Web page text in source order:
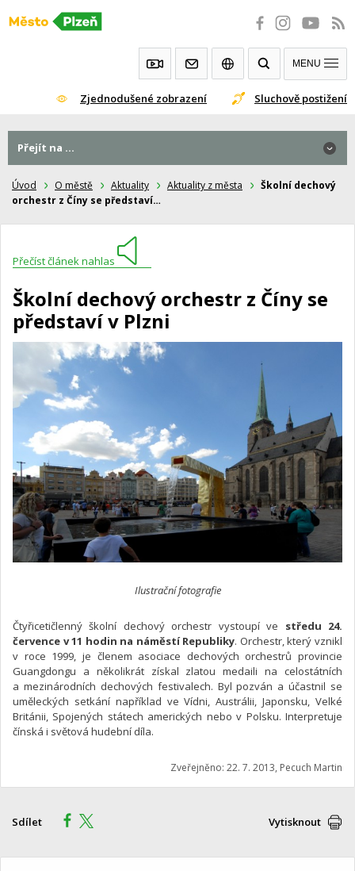
Přeskočit
Zjednodušené zobrazení Sluchově postižení
MENU
Úvod O městě Aktuality Aktuality z města
Školní dechový
orchestr z Číny se představí…
Přečíst článek nahlas
Školní dechový orchestr z Číny se
představí v Plzni
Ilustrační fotografie
Čtyřicetičlenný školní dechový orchestr vystoupí ve středu 24.
července v 11 hodin na náměstí Republiky. Orchestr, který vznikl
v roce 1999, je členem asociace dechových orchestrů provincie
Guangdongu a několikrát získal zlatou medaili na celostátních
a mezinárodních dechových festivalech. Byl pozván a účastnil se
uměleckých setkání například ve Vídni, Austrálii, Japonsku, Velké
Británii, Spojených státech amerických nebo v Polsku. Interpretuje
čínská i světová hudební díla.
Zveřejněno: 22. 7. 2013, Pecuch Martin
Sdílet Vytisknout
Přejít na ...